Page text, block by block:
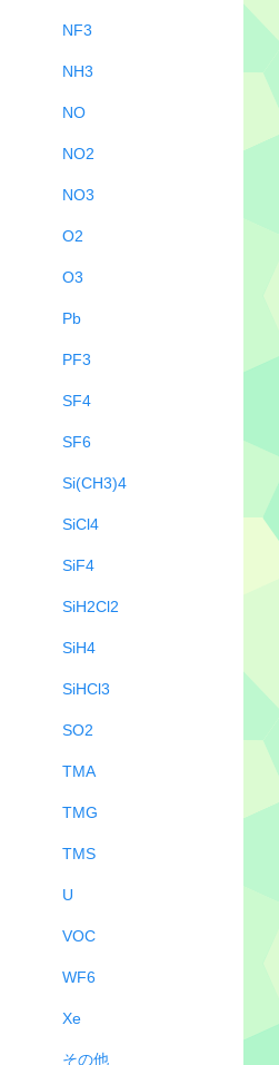
NF3
NH3
NO
NO2
NO3
O2
O3
Pb
PF3
SF4
SF6
Si(CH3)4
SiCl4
SiF4
SiH2Cl2
SiH4
SiHCl3
SO2
TMA
TMG
TMS
U
VOC
WF6
Xe
その他